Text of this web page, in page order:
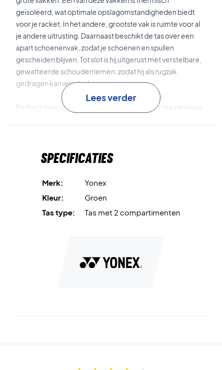
geïsoleerd, wat optimale opslagomstandigheden biedt
voor je racket. In het andere, grootste vak is ruimte voor al
je andere uitrusting. Daarnaast beschikt de tas over een
apart schoenenvak, zodat je schoenen en spullen
gescheiden blijven. Tot slot is hij uitgerust met verstelbare,
gewatteerde schouderriemen, zodat hij als rugzak
gedragen kan worden!
Perfect voor al je spullen - koop deze Yonex tas vandaag
Lees verder
Specificaties
Merk:
Yonex
Kleur:
Groen
Tas type:
Tas met 2 compartimenten